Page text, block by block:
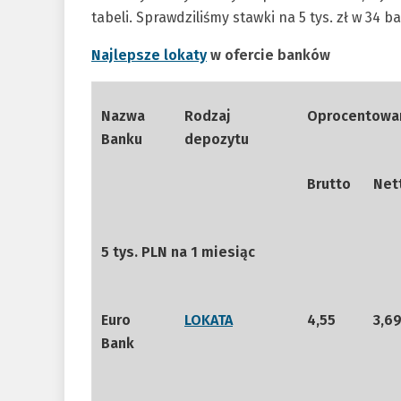
tabeli. Sprawdziliśmy stawki na 5 tys. zł w 34
Najlepsze lokaty w ofercie banków
Nazwa
Banku
Rodzaj
depozytu
Brutto
5 tys. PLN na 1 miesiąc
Euro
Bank
LOKATA 4,55 3,69